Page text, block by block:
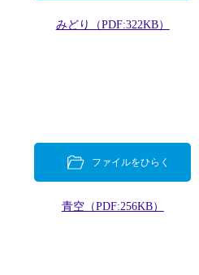
みどり（PDF:322KB）
ファイルをひらく
青空（PDF:256KB）